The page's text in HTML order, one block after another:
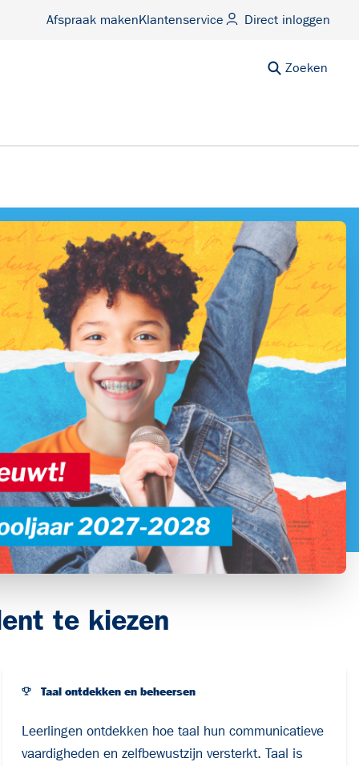
Afspraak makenKlantenservice Direct inloggen
Zoeken
te kiezen
Taal ontdekken en beheersen
Leerlingen ontdekken hoe taal hun communicatieve
vaardigheden en zelfbewustzijn versterkt. Taal is